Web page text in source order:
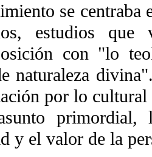
se centraba
estudios que
con "lo
naturaleza
por lo
primordial,
y el valor de la